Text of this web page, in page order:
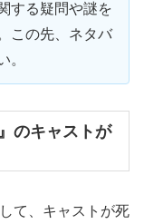
する疑問や謎を
この先、ネタバ
。
のキャストが
て、キャストが死